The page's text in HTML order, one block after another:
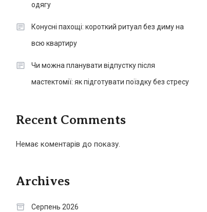
одягу
Конусні пахощі: короткий ритуал без диму на
всю квартиру
Чи можна планувати відпустку після
мастектомії: як підготувати поїздку без стресу
Recent Comments
Немає коментарів до показу.
Archives
Серпень 2026